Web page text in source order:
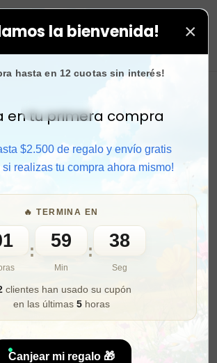
la bienvenida! ×
hasta en 12 cuotas sin interés!
Activar sonido
en tu primera compra
$2.500 de regalo y envío gratis
realizas tu compra ahora mismo!
🔥 TERMINA EN
: 59
Min
:
36
Seg
clientes han usado su cupón
en las últimas 5horas
Canjear mi regalo 🎁
Compra rápido y aprovecha. 💙